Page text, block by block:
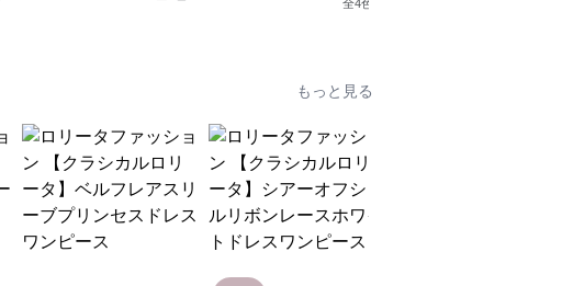
全4色
もっと見る